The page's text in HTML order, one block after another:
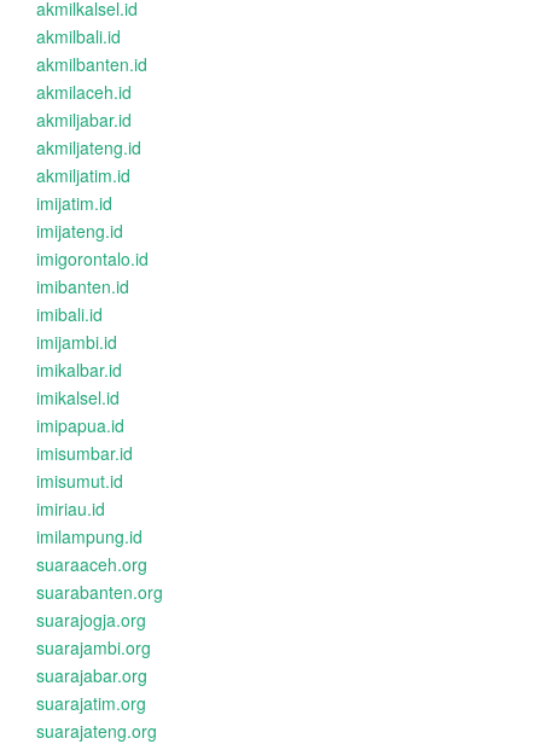
akmilkalsel.id
akmilbali.id
akmilbanten.id
akmilaceh.id
akmiljabar.id
akmiljateng.id
akmiljatim.id
imijatim.id
imijateng.id
imigorontalo.id
imibanten.id
imibali.id
imijambi.id
imikalbar.id
imikalsel.id
imipapua.id
imisumbar.id
imisumut.id
imiriau.id
imilampung.id
suaraaceh.org
suarabanten.org
suarajogja.org
suarajambi.org
suarajabar.org
suarajatim.org
suarajateng.org